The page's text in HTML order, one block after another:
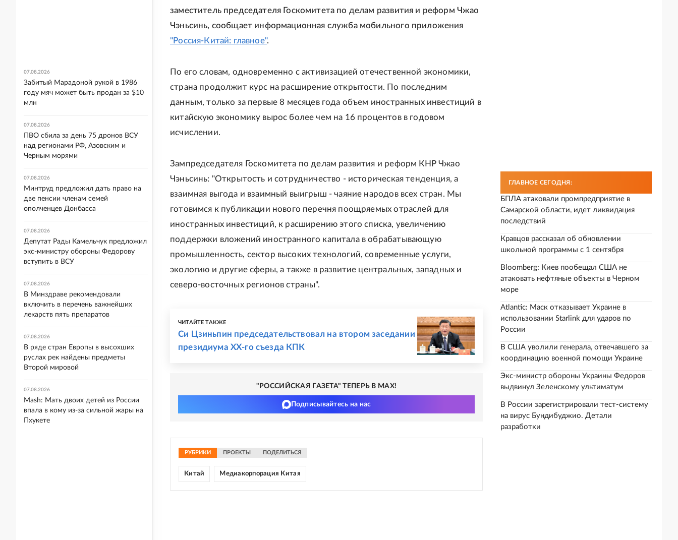
заместитель председателя Госкомитета по делам развития и реформ Чжао
Чэньсинь, сообщает информационная служба мобильного приложения
"Россия-Китай: главное".
По его словам, одновременно с активизацией отечественной экономики,
страна продолжит курс на расширение открытости. По последним
данным, только за первые 8 месяцев года объем иностранных инвестиций в
китайскую экономику вырос более чем на 16 процентов в годовом
исчислении.
Зампредседателя Госкомитета по делам развития и реформ КНР Чжао
Чэньсинь: "Открытость и сотрудничество - историческая тенденция, а
взаимная выгода и взаимный выигрыш - чаяние народов всех стран. Мы
готовимся к публикации нового перечня поощряемых отраслей для
иностранных инвестиций, к расширению этого списка, увеличению
поддержки вложений иностранного капитала в обрабатывающую
промышленность, сектор высоких технологий, современные услуги,
экологию и другие сферы, а также в развитие центральных, западных и
северо-восточных регионов страны".
ЧИТАЙТЕ ТАКЖЕ
Си Цзиньпин председательствовал на втором заседании
президиума ХХ-го съезда КПК
"РОССИЙСКАЯ ГАЗЕТА" ТЕПЕРЬ В MAX!
Подписывайтесь на нас
РУБРИКИ ПРОЕКТЫ ПОДЕЛИТЬСЯ
Китай Медиакорпорация Китая
ГЛАВНОЕ СЕГОДНЯ:
БПЛА атаковали промпредприятие в
Самарской области, идет ликвидация
последствий
Кравцов рассказал об обновлении
школьной программы с 1 сентября
Bloomberg: Киев пообещал США не
атаковать нефтяные объекты в Черном
море
Atlantic: Маск отказывает Украине в
использовании Starlink для ударов по
России
В США уволили генерала, отвечавшего за
координацию военной помощи Украине
Экс-министр обороны Украины Федоров
выдвинул Зеленскому ультиматум
В России зарегистрировали тест-систему
на вирус Бундибуджио. Детали
разработки
07.08.2026
Забитый Марадоной рукой в 1986
году мяч может быть продан за $10
млн
07.08.2026
ПВО сбила за день 75 дронов ВСУ
над регионами РФ, Азовским и
Черным морями
07.08.2026
Минтруд предложил дать право на
две пенсии членам семей
ополченцев Донбасса
07.08.2026
Депутат Рады Камельчук предложил
экс-министру обороны Федорову
вступить в ВСУ
07.08.2026
В Минздраве рекомендовали
включить в перечень важнейших
лекарств пять препаратов
07.08.2026
В ряде стран Европы в высохших
руслах рек найдены предметы
Второй мировой
07.08.2026
Mash: Мать двоих детей из России
впала в кому из-за сильной жары на
Пхукете